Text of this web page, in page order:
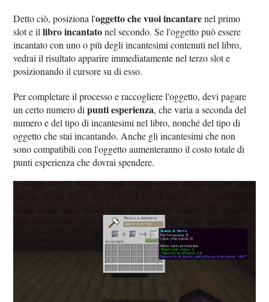
Detto ciò, posiziona l'oggetto che vuoi incantarenel primo
slot e illibro incantatonel secondo. Se l'oggetto può essere
incantato con uno o più degli incantesimi contenuti nel libro,
vedrai il risultato apparire immediatamente nel terzo slot e
posizionando il cursore su di esso.
Per completare il processo e raccogliere l'oggetto, devi pagare
un certo numero dipunti esperienza, che varia a seconda del
numero e del tipo di incantesimi nel libro, nonché del tipo di
oggetto che stai incantando. Anche gli incantesimi che non
sono compatibili con l'oggetto aumenteranno il costo totale di
punti esperienza che dovrai spendere.